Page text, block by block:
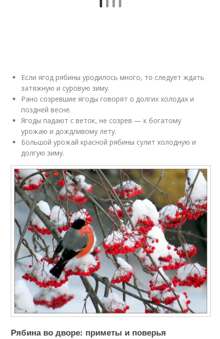
Если ягод рябины уродилось много, то следует ждать
затяжную и суровую зиму.
Рано созревшие ягоды говорят о долгих холодах и
поздней весне.
Ягоды падают с веток, не созрев — к богатому
урожаю и дождливому лету.
Большой урожай красной рябины сулит холодную и
долгую зиму.
Рябина во дворе: приметы и поверья